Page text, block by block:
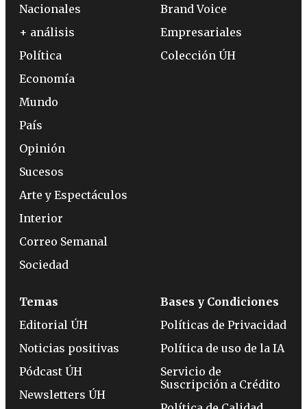
Nacionales
+ análisis
Política
Economía
Mundo
País
Opinión
Sucesos
Arte y Espectáculos
Interior
Correo Semanal
Sociedad
Brand Voice
Empresariales
Colección ÚH
Temas
Editorial ÚH
Noticias positivas
Pódcast ÚH
Newsletters ÚH
Bases y Condiciones
Políticas de Privacidad
Política de uso de la IA
Servicio de
Suscripción a Crédito